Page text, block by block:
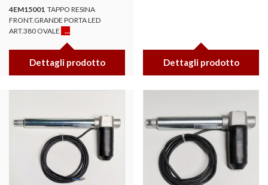
4EM15001 TAPPO RESINA
FRONT.GRANDE PORTA LED
ART.380 OVALE ...
Dettagli prodotto Dettagli prodotto